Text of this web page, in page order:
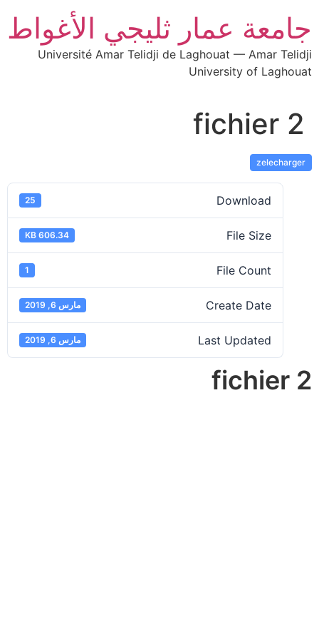
جامعة عمار ثليجي الأغواط
Université Amar Telidji de Laghouat — Amar Telidji
University of Laghouat
fichier 2
zelecharger
Download
25
File Size
606.34 KB
File Count
1
Create Date مارس 6, 2019
Last Updated مارس 6, 2019
fichier 2